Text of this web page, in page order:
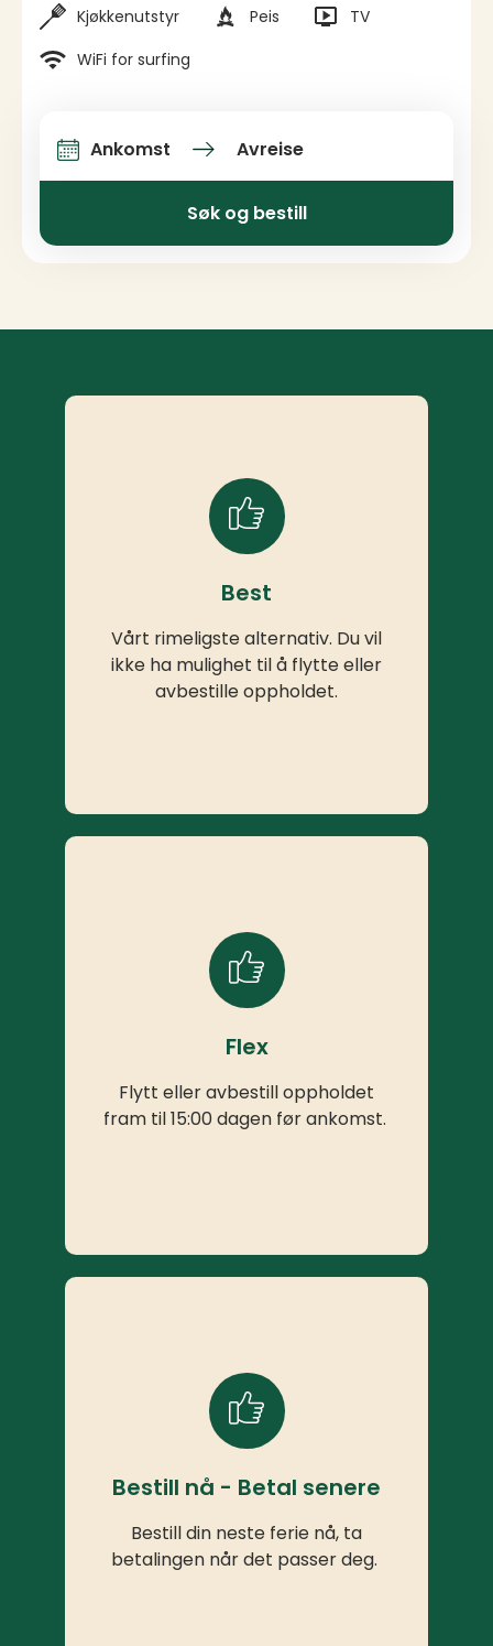
Kjøkkenutstyr
Peis
TV
WiFi for surfing
Ankomst og avreise
Ankomst Avreise
Søk og bestill
Best
Vårt rimeligste alternativ. Du vil
ikke ha mulighet til å flytte eller
avbestille oppholdet.
Flex
Flytt eller avbestill oppholdet
fram til 15:00 dagen før ankomst.
Bestill nå - Betal senere
Bestill din neste ferie nå, ta
betalingen når det passer deg.